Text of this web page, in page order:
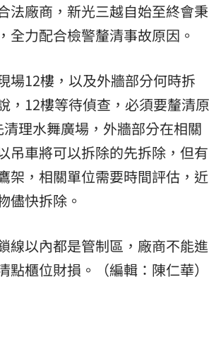
法廠商，新光三越自始至終會秉
全力配合檢警釐清事故原因。
場12樓，以及外牆部分何時拆
，12樓等待偵查，必須要釐清原
理水舞廣場，外牆部分在相關
吊車將可以拆除的先拆除，但有
架，相關單位需要時間評估，近
儘快拆除。
線以內都是管制區，廠商不能進
點櫃位財損。（編輯：陳仁華）